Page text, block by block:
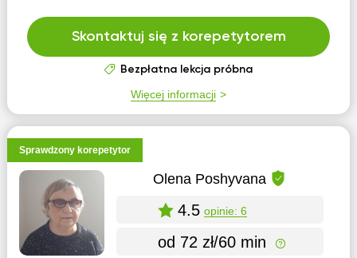
Skontaktuj się z korepetytorem
Bezpłatna lekcja próbna
Więcej informacji
Sprawdzony korepetytor
Olena Poshyvana
4.5 opinie: 6
od 72 zł/60 min